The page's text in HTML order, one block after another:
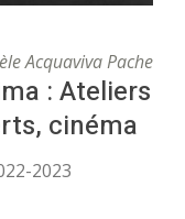
Acquaviva Pache
: Ateliers
cinéma
2023